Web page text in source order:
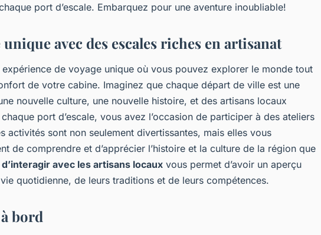
port d’escale. Embarquez pour une aventure inoubliable!
avec des escales riches en artisanat
expérience de voyage unique où vous pouvez explorer le monde tout
de votre cabine. Imaginez que chaque départ de ville est une
nouvelle culture, une nouvelle histoire, et des artisans locaux
port d’escale, vous avez l’occasion de participer à des ateliers
activités sont non seulement divertissantes, mais elles vous
de comprendre et d’apprécier l’histoire et la culture de la région que
avec les artisans locaux vous permet d’avoir un aperçu
quotidienne, de leurs traditions et de leurs compétences.
bord